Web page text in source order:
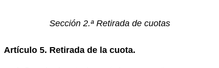
Sección 2.ª Retirada de cuotas
Artículo 5. Retirada de la cuota.